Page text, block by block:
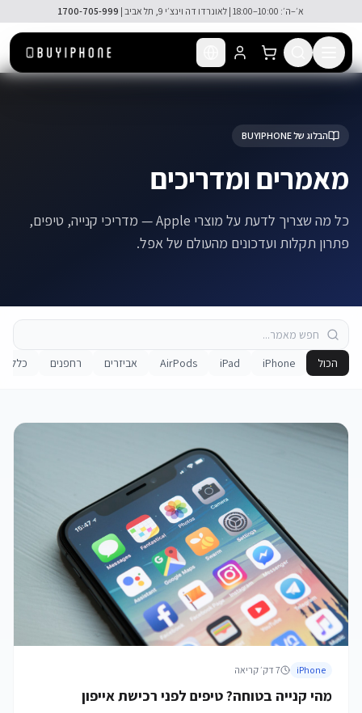
דלג לתוכן הראשי 🚚 משלוח מהיר חינם מעל ₪300
הבלוג של BUYIPHONE
מאמרים ומדריכים
כל מה שצריך לדעת על מוצרי Apple — מדריכי קנייה, טיפים,
פתרון תקלות ועדכונים מהעולם של אפל.
הכול iPhone
iPad
AirPods אביזרים רחפנים כללי
iPhone
7 דק׳ קריאה
מהי קנייה בטוחה? טיפים לפני רכישת אייפון